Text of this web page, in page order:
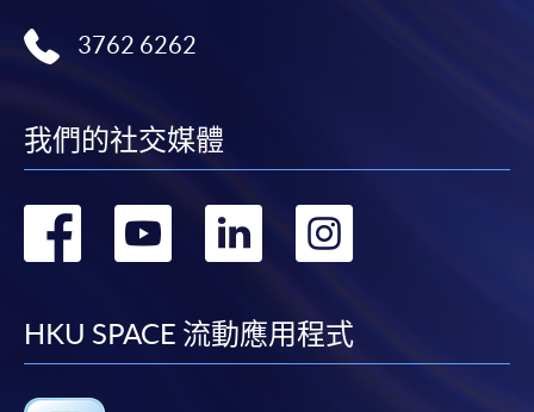
3762 6262
我們的社交媒體
轉
facebook
轉
youtube
轉
linkedin
HKU SPACE 流動應用程式